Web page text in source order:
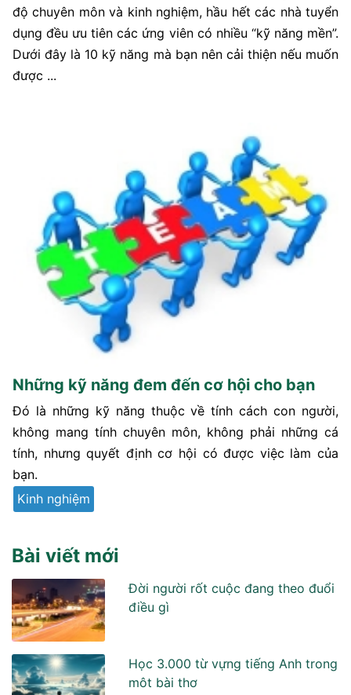
độ chuyên môn và kinh nghiệm, hầu hết các nhà tuyển
dụng đều ưu tiên các ứng viên có nhiều “kỹ năng mền”.
Dưới đây là 10 kỹ năng mà bạn nên cải thiện nếu muốn
được ...
Những kỹ năng đem đến cơ hội cho bạn
Đó là những kỹ năng thuộc về tính cách con người,
không mang tính chuyên môn, không phải những cá
tính, nhưng quyết định cơ hội có được việc làm của
bạn.
Kinh nghiệm
Bài viết mới
Đời người rốt cuộc đang theo đuổi
điều gì
Học 3.000 từ vựng tiếng Anh trong
môt bài thơ